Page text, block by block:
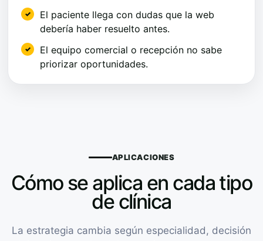
El paciente llega con dudas que la web
debería haber resuelto antes.
El equipo comercial o recepción no sabe
priorizar oportunidades.
APLICACIONES
Cómo se aplica en cada tipo
de clínica
La estrategia cambia según especialidad, decisión